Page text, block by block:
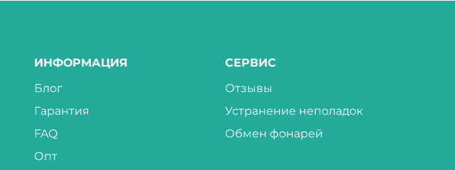
ИНФОРМАЦИЯ
Блог
Гарантия
FAQ
Опт
СЕРВИС
Отзывы
Устранение неполадок
Обмен фонарей